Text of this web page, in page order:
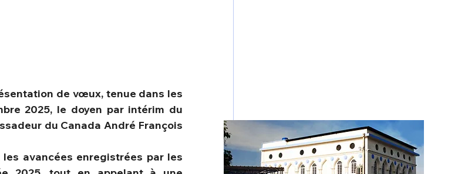
de vœux, tenue dans les
2025, le doyen par intérim du
du Canada André François
avancées enregistrées par les